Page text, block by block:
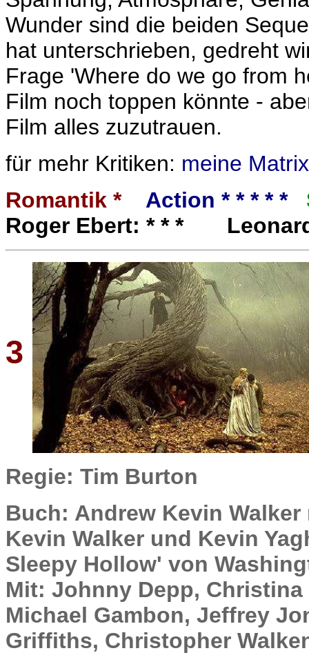
Wunder sind die beiden
hat unterschrieben, gedreht
Frage 'Where do we go from
Film noch toppen könnte -
Film alles zuzutrauen.
für mehr Kritiken: meine
Romantik * Action * * * * *
Roger Ebert: * * *
3
Regie: Tim Burton
Buch: Andrew Kevin
Kevin Walker und Kevin
Sleepy Hollow' von
Mit: Johnny Depp,
Michael Gambon, Jeffrey
Griffiths, Christopher